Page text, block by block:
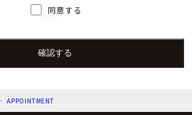
又は職名、所属及び連絡先
理者：上根 彩
報の利用目的
同意する
APPOINTMENT